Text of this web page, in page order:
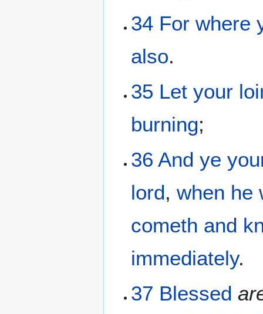
34 For where
also.
35 Let your
burning;
36 And ye
lord,when he
cometh and
immediately.
37 Blessed